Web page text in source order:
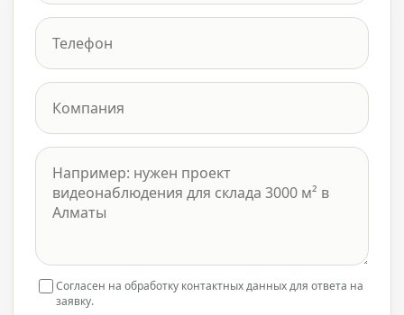
Согласен на обработку контактных данных для ответа на
заявку.